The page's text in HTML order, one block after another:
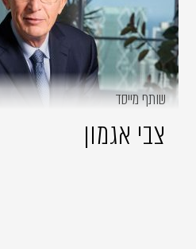
שותף מייסד
צבי אגמון